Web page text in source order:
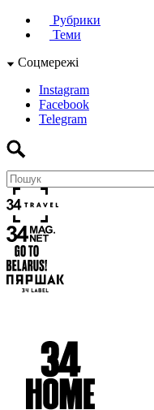
Рубрики
Теми
Соцмережі
Instagram
Facebook
Telegram